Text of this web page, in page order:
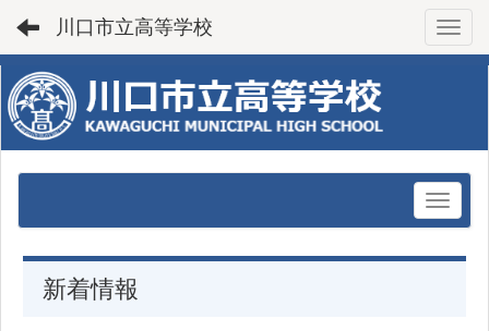
川口市立高等学校
新着情報